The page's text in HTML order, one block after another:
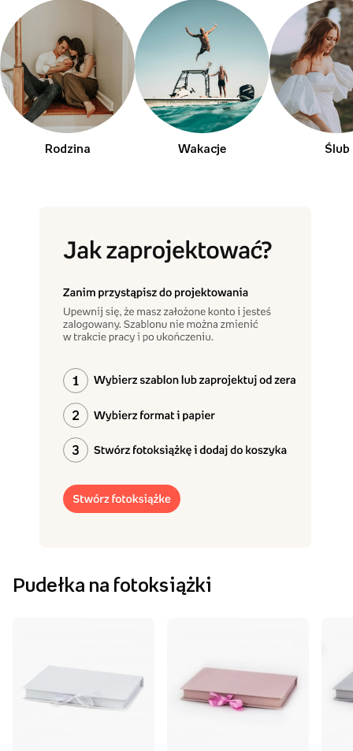
Rodzina Wakacje Ślub
Pudełka na fotoksiążki